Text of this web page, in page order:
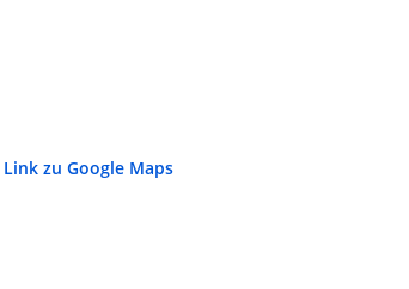
Link zu Google Maps